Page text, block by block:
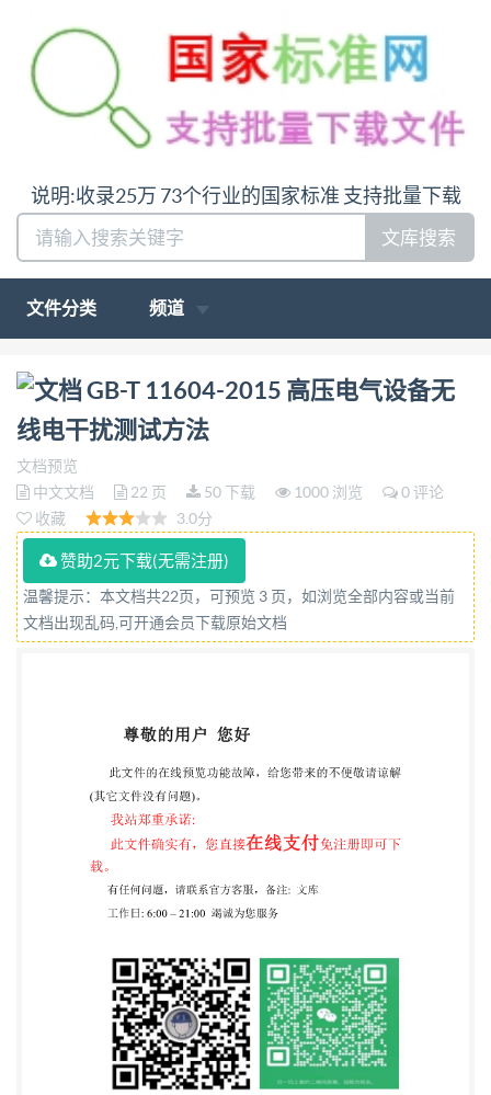
说明:收录25万 73个行业的国家标准 支持批量下载
文库搜索
文件分类 频道
问:哪里下载GB-T 11604-2015 高压电气设备无线电干
扰测试方法答:请联系微信:siduwenku
GB-T 11604-2015 高压电气设备无
线电干扰测试方法
文档预览
中文文档
22 页 50 下载 1000 浏览
0 评论
收藏
3.0分
赞助2元下载(无需注册)
温馨提示：本文档共22页，可预览 3 页，如浏览全部内容或当前
文档出现乱码,可开通会员下载原始文档